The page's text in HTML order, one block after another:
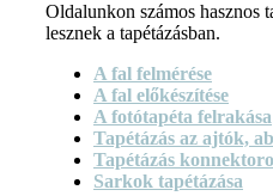
Oldalunkon számos hasznos
lesznek a tapétázásban.
A fal felmérése
A fal előkészítése
A fotótapéta felrakása
Tapétázás az ajtók,
Tapétázás
Sarkok tapétázása